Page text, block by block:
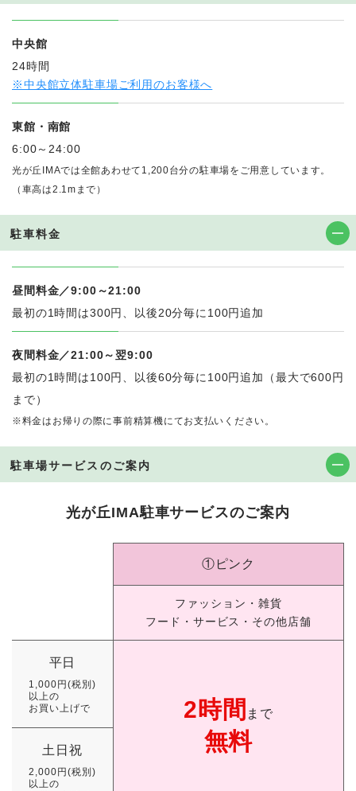
中央館
24時間
※中央館立体駐車場ご利用のお客様へ
東館・南館
6:00～24:00
光が丘IMAでは全館あわせて1,200台分の駐車場をご用意しています。
（車高は2.1mまで）
駐車料金
昼間料金／9:00～21:00
最初の1時間は300円、以後20分毎に100円追加
夜間料金／21:00～翌9:00
最初の1時間は100円、以後60分毎に100円追加（最大で600円
まで）
※料金はお帰りの際に事前精算機にてお支払いください。
駐車場サービスのご案内
光が丘IMA駐車サービスのご案内
①ピンク
ファッション・雑貨
フード・サービス・その他店舗
平日
1,000円(税別)
以上の
お買い上げで
2時間 まで
無料
土日祝
2,000円(税別)
以上の